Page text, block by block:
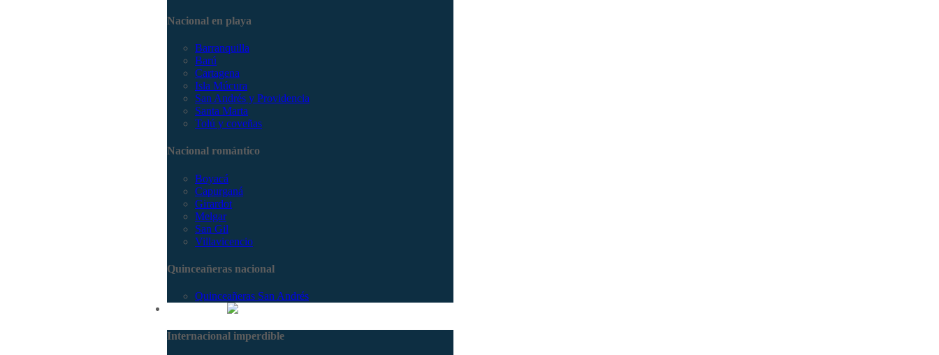
Nacional en playa
Barranquilla
Barú
Cartagena
Isla Múcura
San Andrés y Providencia
Santa Marta
Tolú y coveñas
Nacional romántico
Boyacá
Capurganá
Girardot
Melgar
San Gil
Villavicencio
Quinceañeras nacional
Quinceañeras San Andrés
Internacional imperdible